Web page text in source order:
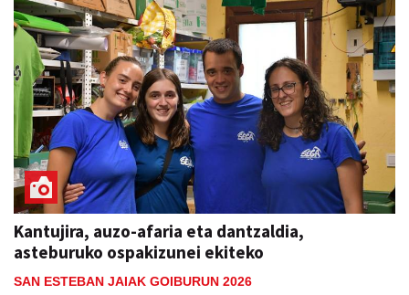
Kantujira, auzo-afaria eta dantzaldia,
asteburuko ospakizunei ekiteko
SAN ESTEBAN JAIAK GOIBURUN 2026